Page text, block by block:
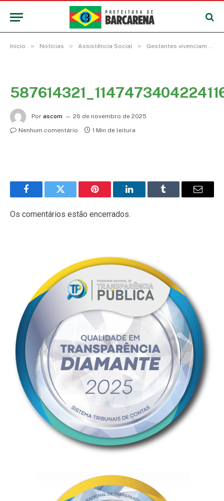
Início » Notícias » Assistência Social » Gestantes vivenciam ensaio fotográfico pelo projeto afeto
Por ascom
26 de novembro de 2025
Nenhum comentário
1 Min de leitura
FacebookTwitter Pinterest LinkedInTumblr
E-
Os comentários estão encerrados.